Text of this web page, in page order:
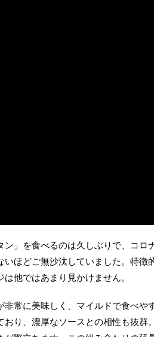
」を食べるのは久しぶりで、コロ
ほどご無沙汰していました。特徴
他ではあまり見かけません。
常に美味しく、マイルドで食べや
り、濃厚なソースとの相性も抜群